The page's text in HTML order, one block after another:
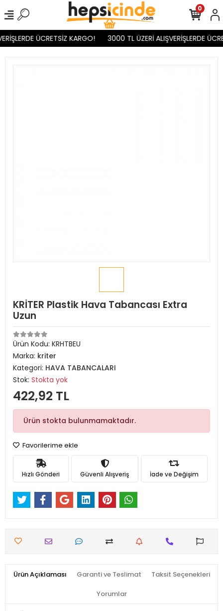
ÜCRETSİZ KARGO! 3000 TL ÜZERİ ALIŞVERİŞLERDE
0
KRİTER Plastik Hava Tabancası Extra
Uzun
Ürün Kodu: KRHTBEU
Marka: kriter
Kategori: HAVA TABANCALARI
Stok: Stokta yok
422,92 TL
Ürün stokta bulunmamaktadır.
Favorilerime ekle
Hızlı Gönderi Güvenli Alışveriş İade ve Değişim
Ürün Açıklaması Garanti ve Teslimat Taksit Seçenekleri
Yorumlar